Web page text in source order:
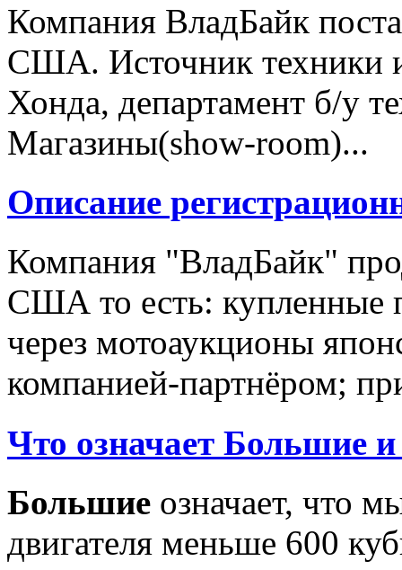
Компания ВладБайк
США. Источник техники
Хонда, департамент б/у
Магазины(show-room)...
Описание
Компания "ВладБайк"
США то есть: купленные
через мотоаукционы
компанией-партнёром;
Что означает Большие
Большие означает, что
двигателя меньше 600